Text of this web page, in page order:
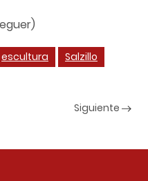
escultura Salzillo
Siguiente